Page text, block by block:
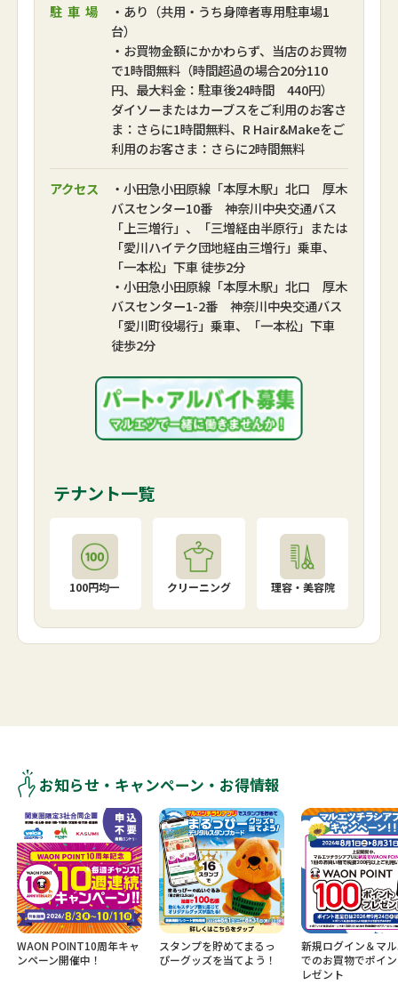
駐車場
・あり（共用・うち身障者専用駐車場1
台）
・お買物金額にかかわらず、当店のお買物
で1時間無料（時間超過の場合20分110
円、最大料金：駐車後24時間 440円）
ダイソーまたはカーブスをご利用のお客さ
ま：さらに1時間無料、R Hair&Makeをご
利用のお客さま：さらに2時間無料
アクセス
・小田急小田原線「本厚木駅」北口 厚木
バスセンター10番 神奈川中央交通バス
「上三増行」、「三増経由半原行」または
「愛川ハイテク団地経由三増行」乗車、
「一本松」下車 徒歩2分
・小田急小田原線「本厚木駅」北口 厚木
バスセンター1-2番 神奈川中央交通バス
「愛川町役場行」乗車、「一本松」下車
徒歩2分
テナント一覧
100円均一 クリーニング 理容・美容院
お知らせ・キャンペーン・お得情報
WAON POINT10周年キャ
ンペーン開催中！
スタンプを貯めてまるっ
ぴーグッズを当てよう！
新規ログイン＆マ
でのお買物でポイ
レゼント